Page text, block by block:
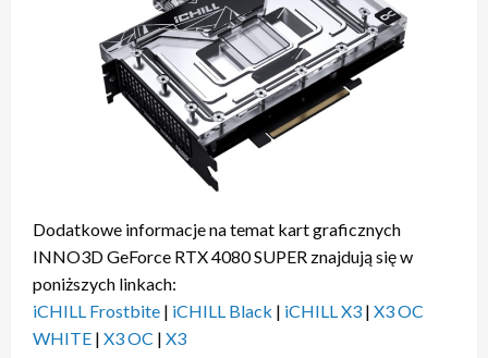
Dodatkowe informacje na temat kart graficznych
INNO3D GeForce RTX 4080 SUPER znajdują się w
poniższych linkach:
iCHILL Frostbite | iCHILL Black | iCHILL X3 | X3 OC
WHITE | X3 OC | X3